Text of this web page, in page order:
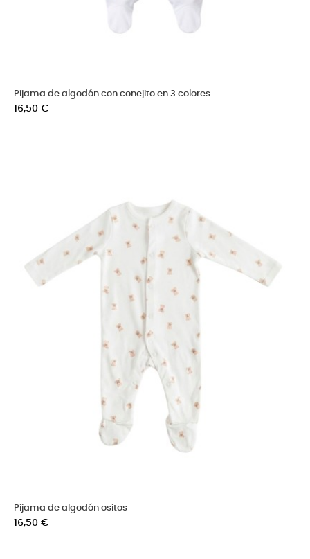
Pijama de algodón con conejito en 3 colores
Precio
16,50 €
Pijama de algodón ositos
Precio
16,50 €